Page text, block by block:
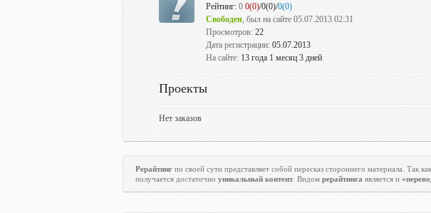
Рейтинг: 0 0(0)/0(0)/0(0)
Свободен, был на сайте 05.07.2013 02:31
Просмотров: 22
Дата регистрации: 05.07.2013
На сайте: 13 года 1 месяц 3 дней
Проекты
Нет заказов
Рерайтинг по своей сути представляет собой пересказ стороннего материала. Так
получается достаточно уникальный контент. Видом рерайтинга является и